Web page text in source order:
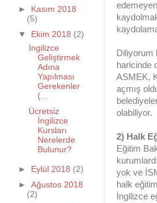
Diliyorum
haricinde
ASMEK,
açmış
olabiliyor.
2) Halk
Eğitim
yok ve
halk
İngilizce
► Kasım 2018
(5)
▼
Ekim 2018 (2)
İngilizce
Geliştirmek
Adına
Yapılması
Gerekenler
(...
Ücretsiz
İngilizce
Kursları
Nerelerde
Bulunur?
► Eylül 2018 (2)
►Ağustos 2018
(2)